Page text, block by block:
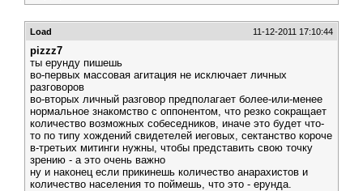
Load 11-12-2011 17:10:44
pizzz7
ты ерунду пишешь
во-первых массовая агитация не исключает личных
разговоров
во-вторых личный разговор предполагает более-или-менее
нормальное знакомство с оппонентом, что резко сокращает
количество возможных собеседников, иначе это будет что-
то по типу хождений свидетелей иеговых, сектанство короче
в-третьих митинги нужны, чтобы представить свою точку
зрению - а это очень важно
ну и наконец если прикинешь количество анарахистов и
количество населения то поймешь, что это - ерунда.